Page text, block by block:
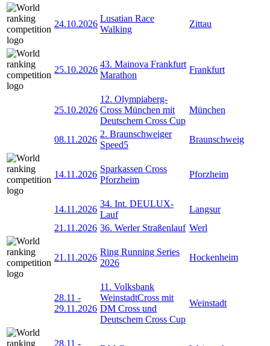
24.10.2026
Lusatian Race
Walking
Zittau
25.10.2026
43. Mainova Frankfurt
Marathon
Frankfurt
25.10.2026
12. Olympiaberg-
Cross München mit
Deutschem Cross Cup
München
08.11.2026
2. Braunschweiger
Speed5
Braunschweig
14.11.2026
Sparkassen Cross
Pforzheim
Pforzheim
14.11.2026
34. Int. DEULUX-
Lauf
Langsur
21.11.2026 36. Werler Straßenlauf Werl
21.11.2026
Ring Running Series
2026
Hockenheim
28.11 -
29.11.2026
11. Volksbank
WeinstadtCross mit
DM Cross und
Deutschem Cross Cup
Weinstadt
28.11 -